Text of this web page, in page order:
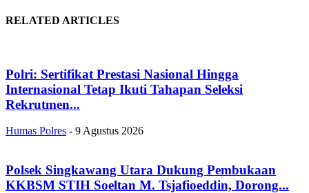
RELATED ARTICLES
Polri: Sertifikat Prestasi Nasional Hingga
Internasional Tetap Ikuti Tahapan Seleksi
Rekrutmen...
Humas Polres - 9 Agustus 2026
Polsek Singkawang Utara Dukung Pembukaan
KKBSM STIH Soeltan M. Tsjafioeddin, Dorong...